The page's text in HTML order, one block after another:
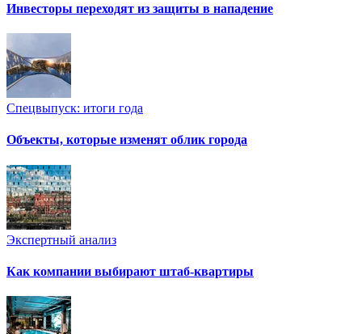
Инвесторы переходят из защиты в нападение
Спецвыпуск: итоги года
Объекты, которые изменят облик города
Экспертный анализ
Как компании выбирают штаб-квартиры